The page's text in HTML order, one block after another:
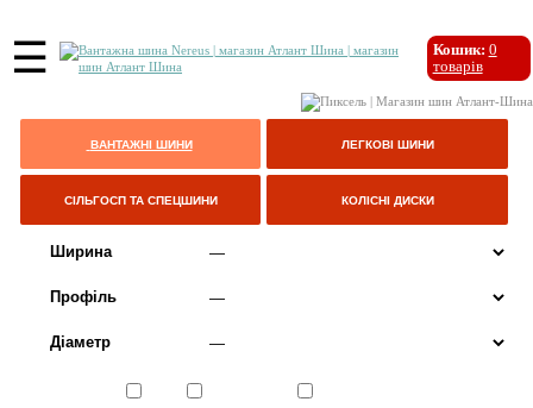
☰ Кошик: 0
товарів
ВАНТАЖНІ ШИНИ ЛЕГКОВІ ШИНИ
СІЛЬГОСП ТА СПЕЦШИНИ КОЛІСНІ ДИСКИ
Ширина
Профіль
Діаметр